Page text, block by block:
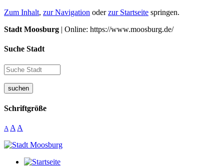
Zum Inhalt, zur Navigation oderzur Startseite springen.
Stadt Moosburg | Online: https://www.moosburg.de/
Suche Stadt
suchen
Schriftgröße
A A A